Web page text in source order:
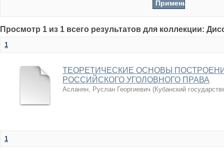
Просмотр 1 из 1 всего результатов для коллекции:
1
ТЕОРЕТИЧЕСКИЕ ОСНОВЫ
РОССИЙСКОГО УГОЛОВНОГО ПРАВА
Асланян, Руслан Георгиевич (Кубанский
1